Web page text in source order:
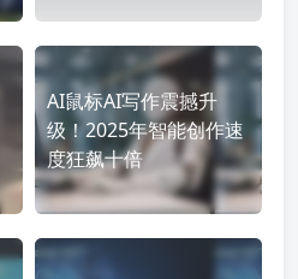
AI鼠标AI写作震撼升
级！2025年智能创作速
度狂飙十倍